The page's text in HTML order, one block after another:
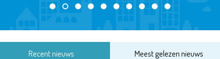
Recent nieuws Meest gelezen nieuws